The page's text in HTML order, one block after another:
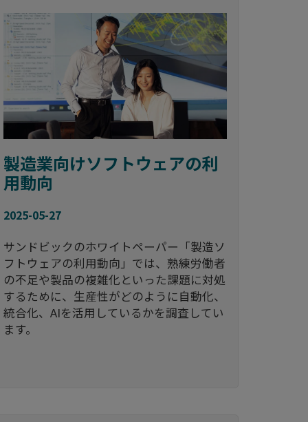
製造業向けソフトウェアの利
用動向
2025-05-27
サンドビックのホワイトペーパー「製造ソ
フトウェアの利用動向」では、熟練労働者
の不足や製品の複雑化といった課題に対処
するために、生産性がどのように自動化、
統合化、AIを活用しているかを調査してい
ます。